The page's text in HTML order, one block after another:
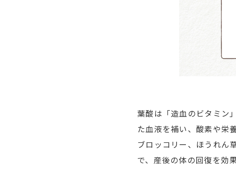
葉酸は「造血のビタミン
た血液を補い、酸素や栄
ブロッコリー、ほうれん
で、産後の体の回復を効